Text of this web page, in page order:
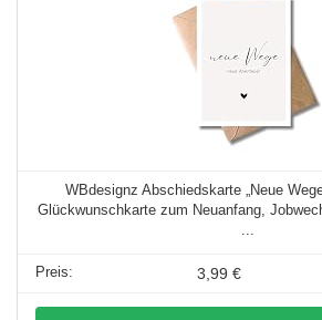
WBdesignz Abschiedskarte „Neue
Glückwunschkarte zum Neuanfang,
3,99 €